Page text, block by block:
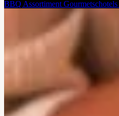
BBQ Assortiment Gourmetschotels